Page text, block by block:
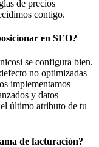
de precios
contigo.
en SEO?
se configura bien.
no optimizadas
implementamos
y datos
último atributo de tu
de facturación?